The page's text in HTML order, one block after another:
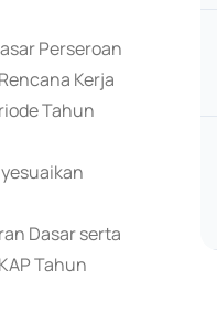
Perseroan
Kerja
Tahun
Dasar serta
Tahun